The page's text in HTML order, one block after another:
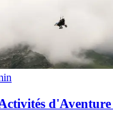
d'Aventure